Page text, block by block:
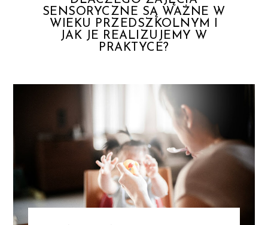
SENSORYCZNE SĄ WAŻNE W
WIEKU PRZEDSZKOLNYM I
JAK JE REALIZUJEMY W
PRAKTYCE?